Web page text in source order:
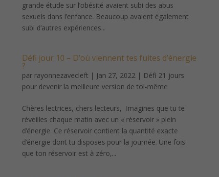
grande étude sur l’obésité avaient subi des abus
sexuels dans l’enfance. Beaucoup avaient également
subi d’autres expériences...
Défi jour 10 – D’où viennent tes fuites d’énergie
?
par rayonnezavecleft | Jan 27, 2022| Défi 21 jours
pour devenir la meilleure version de toi-même
Chères lectrices, chers lecteurs, Imagines que tu te
réveilles chaque matin avec un « réservoir » plein
d’énergie. Ce réservoir contient la quantité exacte
d’énergie dont tu disposes pour la journée. Une fois
que ton réservoir est à zéro,...